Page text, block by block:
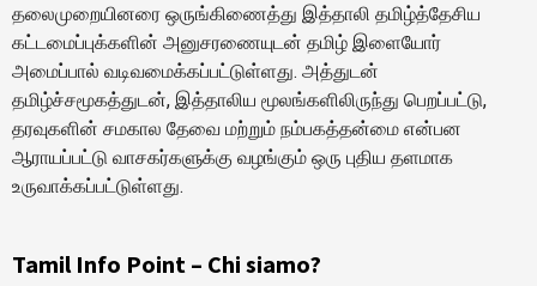
தலைமுறையினரை ஒருங்கிணைத்து இத்தாலி தமிழ்த்தேசிய
கட்டமைப்புக்களின் அனுசரணையுடன் தமிழ் இளையோர்
அமைப்பால் வடிவமைக்கப்பட்டுள்ளது. அத்துடன்
தமிழ்ச்சமூகத்துடன், இத்தாலிய மூலங்களிலிருந்து பெறப்பட்டு,
தரவுகளின் சமகால தேவை மற்றும் நம்பகத்தன்மை என்பன
ஆராயப்பட்டு வாசகர்களுக்கு வழங்கும் ஒரு புதிய தளமாக
உருவாக்கப்பட்டுள்ளது.
Tamil Info Point – Chi siamo?